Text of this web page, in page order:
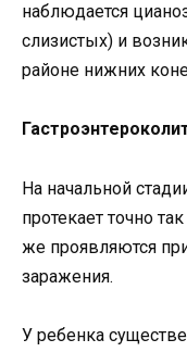
наблюдается
слизистых) и
районе нижних
На начальной
протекает точно
же проявляются
заражения.
У ребенка